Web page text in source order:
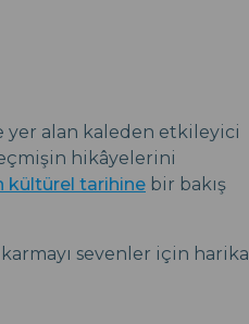
yer alan kaleden etkileyici
hikâyelerini
kültürel tarihine bir bakış
sevenler için harika